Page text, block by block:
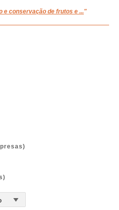
e conservação de frutos e ..."